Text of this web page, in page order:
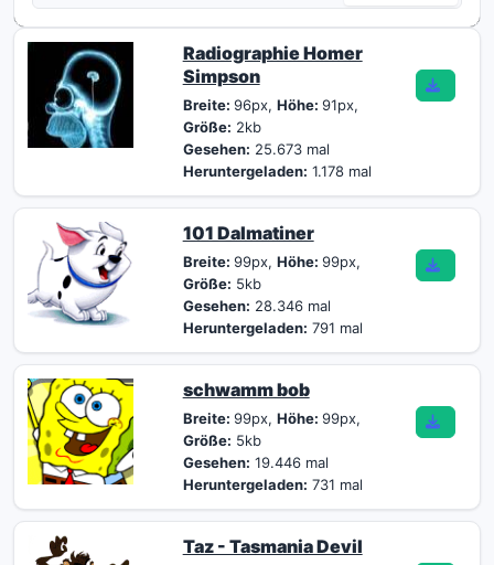
Radiographie Homer
Simpson
Breite: 96px, Höhe: 91px,
Größe: 2kb
Gesehen: 25.673 mal
Heruntergeladen: 1.178 mal
101 Dalmatiner
Breite: 99px, Höhe: 99px,
Größe: 5kb
Gesehen: 28.346 mal
Heruntergeladen: 791 mal
schwamm bob
Breite: 99px, Höhe: 99px,
Größe: 5kb
Gesehen: 19.446 mal
Heruntergeladen: 731 mal
Taz - Tasmania Devil